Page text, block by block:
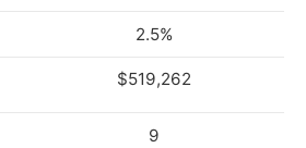
2.5%
$519,262
9